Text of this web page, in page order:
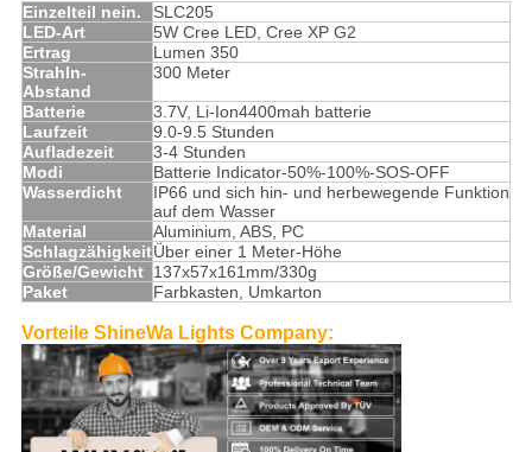
Einzelteil nein.
SLC205
LED-Art
5W Cree LED, Cree XP G2
Ertrag
Lumen 350
Strahln-
Abstand
300 Meter
Batterie
3.7V, Li-Ion4400mah batterie
Laufzeit
9.0-9.5 Stunden
Aufladezeit
3-4 Stunden
Modi
Batterie Indicator-50%-100%-SOS-OFF
Wasserdicht
IP66 und sich hin- und herbewegende Funktion
auf dem Wasser
Material
Aluminium, ABS, PC
SchlagzähigkeitÜber einer 1 Meter-Höhe
Größe/Gewicht 137x57x161mm/330g
Paket
Farbkasten, Umkarton
Vorteile ShineWa Lights Company: